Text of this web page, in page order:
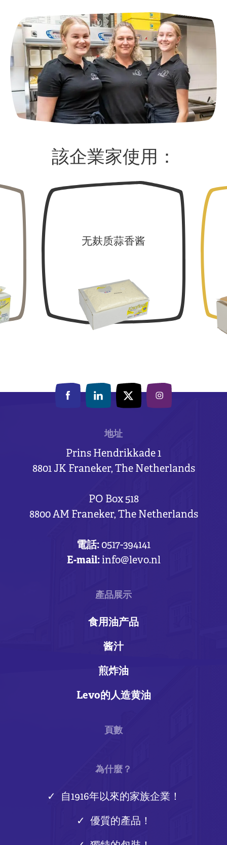
該企業家使用：
无麸质蒜香酱
地址
Prins Hendrikkade 1
8801 JK Franeker, The Netherlands
PO Box 518
8800 AM Franeker, The Netherlands
電話: 0517-394141
E-mail:info@levo.nl
產品展示
食用油产品
酱汁
煎炸油
Levo的人造黄油
頁數
為什麼？
自1916年以來的家族企業！
優質的產品！